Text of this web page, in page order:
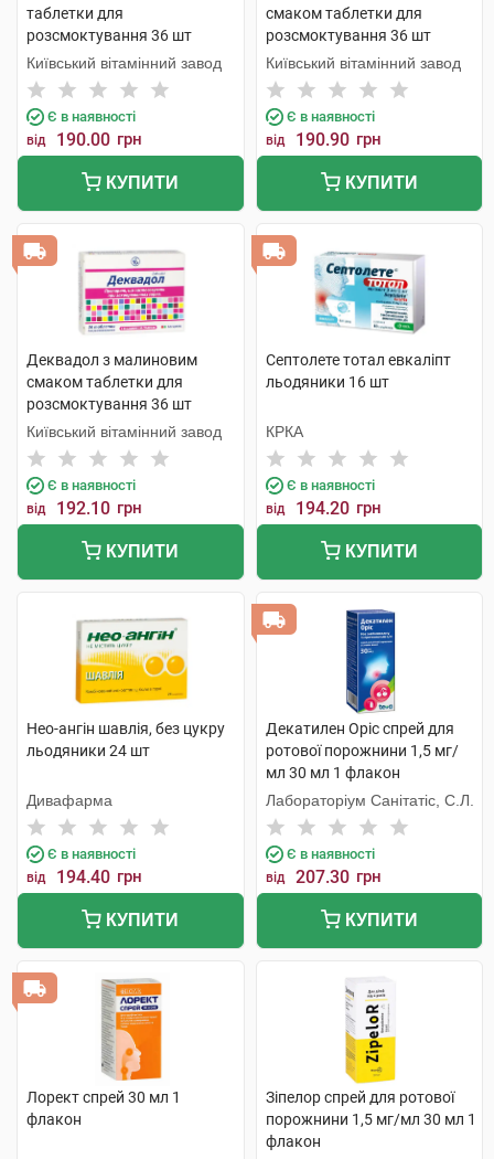
таблетки для
розсмоктування 36 шт
Київський вітамінний завод
Є в наявності
від 190.00 грн
КУПИТИ
смаком таблетки для
розсмоктування 36 шт
Київський вітамінний завод
Є в наявності
від 190.90 грн
КУПИТИ
Деквадол з малиновим
смаком таблетки для
розсмоктування 36 шт
Київський вітамінний завод
Є в наявності
від 192.10 грн
КУПИТИ
Септолете тотал евкаліпт
льодяники 16 шт
КРКА
Є в наявності
від 194.20 грн
КУПИТИ
Нео-ангін шавлія, без цукру
льодяники 24 шт
Дивафарма
Є в наявності
від 194.40 грн
КУПИТИ
Декатилен Оріс спрей для
ротової порожнини 1,5 мг/
мл 30 мл 1 флакон
Лабораторіум Санітатіс, С.Л.
Є в наявності
від 207.30 грн
КУПИТИ
Лорект спрей 30 мл 1
флакон
Зіпелор спрей для ротової
порожнини 1,5 мг/мл 30 мл 1
флакон